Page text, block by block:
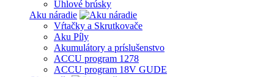
Uhlové brúsky
Aku náradie
Vŕtačky a Skrutkovače
Aku Píly
Akumulátory a príslušenstvo
ACCU program 1278
ACCU program 18V GUDE